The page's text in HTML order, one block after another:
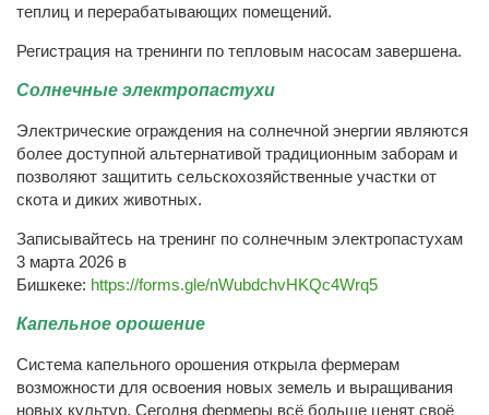
теплиц и перерабатывающих помещений.
Регистрация на тренинги по тепловым насосам завершена.
Солнечные электропастухи
Электрические ограждения на солнечной энергии являются
более доступной альтернативой традиционным заборам и
позволяют защитить сельскохозяйственные участки от
скота и диких животных.
Записывайтесь на тренинг по солнечным электропастухам
3 марта 2026 в
Бишкеке: https://forms.gle/nWubdchvHKQc4Wrq5
Капельное орошение
Система капельного орошения открыла фермерам
возможности для освоения новых земель и выращивания
новых культур. Сегодня фермеры всё больше ценят своё